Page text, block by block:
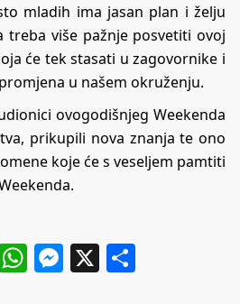
mladih ima jasan plan i želju
treba više pažnje posvetiti ovoj
će tek stasati u zagovornike i
u našem okruženju.
ovogodišnjeg Weekenda
prikupili nova znanja te ono
koje će s veseljem pamtiti
WhatsApp
Messenger
X